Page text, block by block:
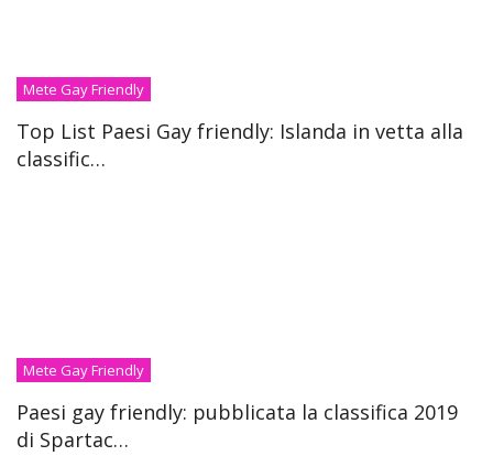
Mete Gay Friendly
Top List Paesi Gay friendly: Islanda in vetta alla
classific…
Mete Gay Friendly
Paesi gay friendly: pubblicata la classifica 2019
di Spartac…